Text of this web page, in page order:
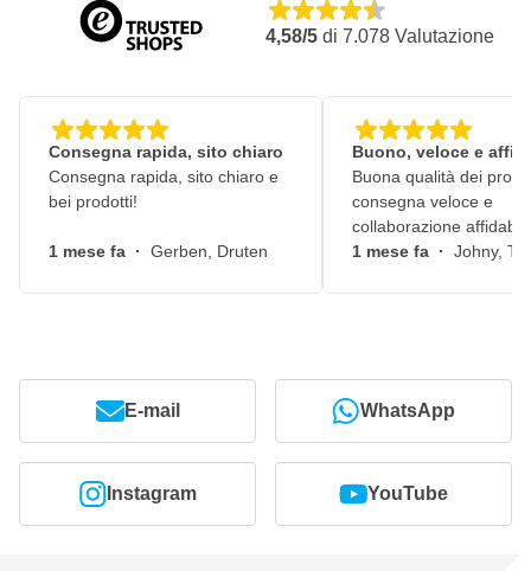
4,58/5 di 7.078 Valutazione
Consegna rapida, sito chiaro
Consegna rapida, sito chiaro e
bei prodotti!
1 mese fa · Gerben, Druten
Buono, veloce e
Buona qualità dei
consegna veloce e
collaborazione
1 mese fa · Johny,
E-mail WhatsApp
Instagram YouTube